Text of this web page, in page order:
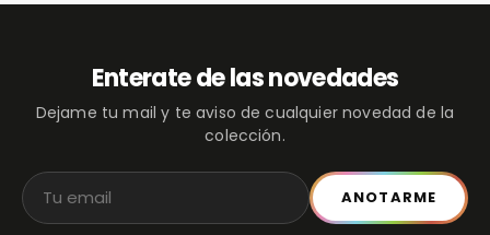
Enterate de las novedades
Dejame tu mail y te aviso de cualquier novedad de la
colección.
ANOTARME